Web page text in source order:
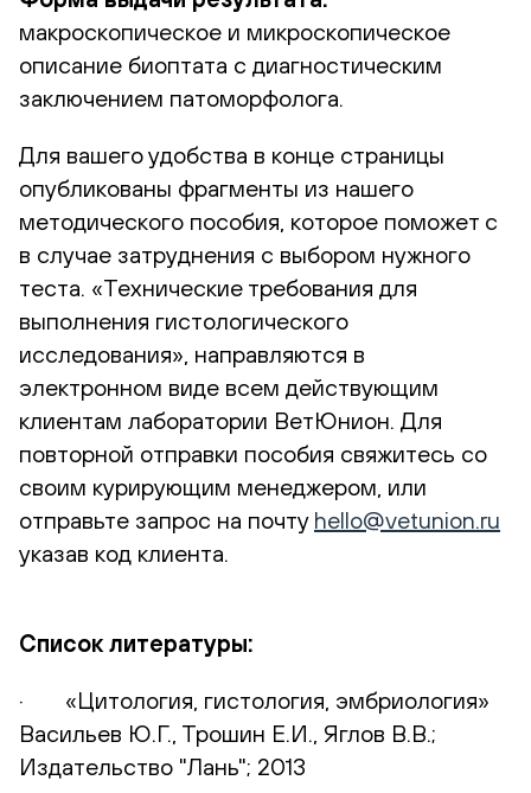
макроскопическое и микроскопическое
описание биоптата с диагностическим
заключением патоморфолога.
Для вашего удобства в конце страницы
опубликованы фрагменты из нашего
методического пособия, которое поможет с
в случае затруднения с выбором нужного
теста. «Технические требования для
выполнения гистологического
исследования», направляются в
электронном виде всем действующим
клиентам лаборатории ВетЮнион. Для
повторной отправки пособия свяжитесь со
своим курирующим менеджером, или
отправьте запрос на почту hello@vetunion.ru
указав код клиента.
Список литературы:
· «Цитология, гистология, эмбриология»
Васильев Ю.Г., Трошин Е.И., Яглов В.В.;
Издательство "Лань"; 2013